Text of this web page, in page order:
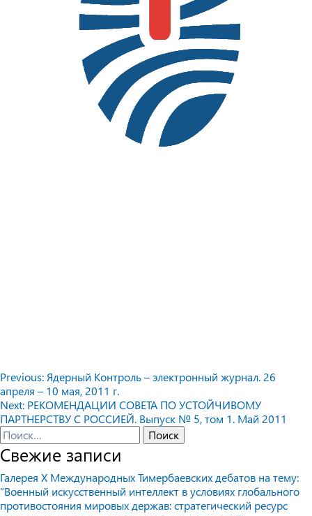
Навигация
по
записям
Previous: Ядерный Контроль – электронный журнал. 26
апреля – 10 мая, 2011 г.
Next: РЕКОМЕНДАЦИИ СОВЕТА ПО УСТОЙЧИВОМУ
ПАРТНЕРСТВУ С РОССИЕЙ. Выпуск № 5, том 1. Май 2011
Найти:
Свежие записи
Галерея X Международных Тимербаевских дебатов на тему:
“Военный искусственный интеллект в условиях глобального
противостояния мировых держав: стратегический ресурс